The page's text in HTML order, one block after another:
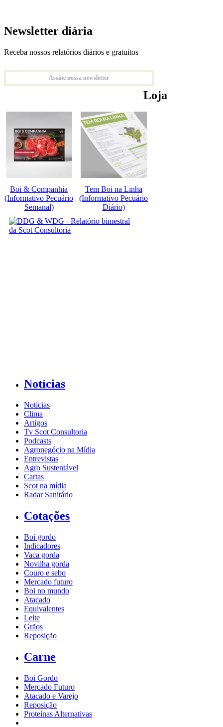
Newsletter diária
Receba nossos relatórios diários e gratuitos
Assine nossa newsletter
Loja
Boi & Companhia
(Informativo Pecuário
Semanal)
Tem Boi na Linha
(Informativo Pecuário
Diário)
Notícias
Notícias
Clima
Artigos
Tv Scot Consultoria
Podcasts
Agronegócio na Mídia
Entrevistas
Agro Sustentável
Cartas
Scot na mídia
Radar Sanitário
Cotações
Boi gordo
Indicadores
Vaca gorda
Novilha gorda
Couro e sebo
Mercado futuro
Boi no mundo
Atacado
Equivalentes
Leite
Grãos
Reposição
Carne
Boi Gordo
Mercado Futuro
Atacado e Varejo
Reposição
Proteínas Alternativas